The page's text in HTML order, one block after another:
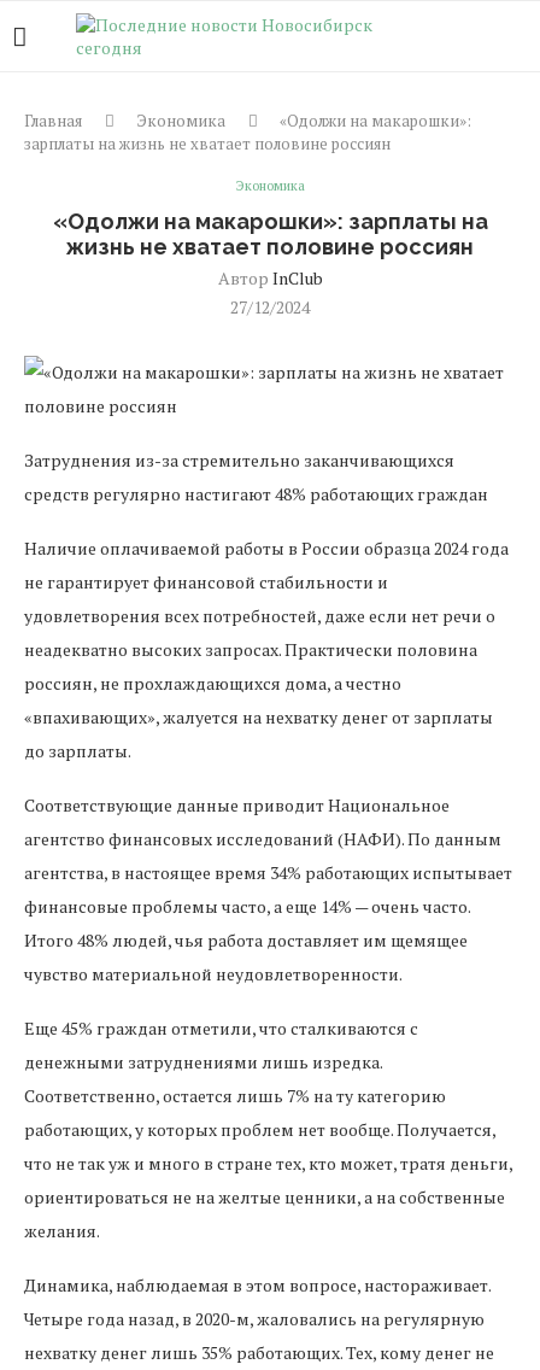
Главная Экономика
«Одолжи на макарошки»:
зарплаты на жизнь не хватает половине россиян
Экономика
«Одолжи на макарошки»: зарплаты на
жизнь не хватает половине россиян
Автор InClub
27/12/2024
Затруднения из-за стремительно заканчивающихся
средств регулярно настигают 48% работающих граждан
Наличие оплачиваемой работы в России образца 2024 года
не гарантирует финансовой стабильности и
удовлетворения всех потребностей, даже если нет речи о
неадекватно высоких запросах. Практически половина
россиян, не прохлаждающихся дома, а честно
«впахивающих», жалуется на нехватку денег от зарплаты
до зарплаты.
Соответствующие данные приводит Национальное
агентство финансовых исследований (НАФИ). По данным
агентства, в настоящее время 34% работающих испытывает
финансовые проблемы часто, а еще 14% — очень часто.
Итого 48% людей, чья работа доставляет им щемящее
чувство материальной неудовлетворенности.
Еще 45% граждан отметили, что сталкиваются с
денежными затруднениями лишь изредка.
Соответственно, остается лишь 7% на ту категорию
работающих, у которых проблем нет вообще. Получается,
что не так уж и много в стране тех, кто может, тратя деньги,
ориентироваться не на желтые ценники, а на собственные
желания.
Динамика, наблюдаемая в этом вопросе, настораживает.
Четыре года назад, в 2020-м, жаловались на регулярную
нехватку денег лишь 35% работающих. Тех, кому денег не